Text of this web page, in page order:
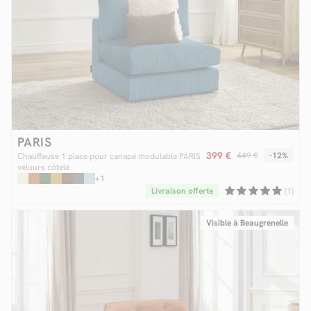
PARIS
Chauffeuse 1 place pour canapé modulable PARIS
velours côtelé
399 € 449 € -12%
+1
(1)
Livraison offerte
Visible à Beaugrenelle